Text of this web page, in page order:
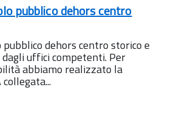
pubblico dehors centro
pubblico dehors centro storico e
uffici competenti. Per
abbiamo realizzato la